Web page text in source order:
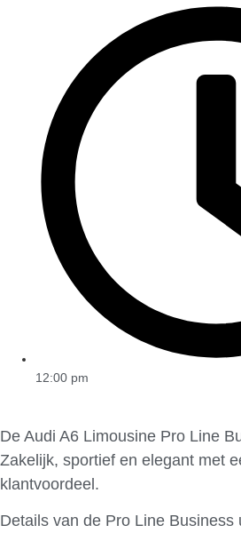
12:00 pm
De Audi A6 Limousine Pro Line
Zakelijk, sportief en elegant met
klantvoordeel.
Details van de Pro Line Business